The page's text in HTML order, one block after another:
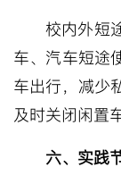
校内外短
车、汽车短途
车出行，减少
及时关闭闲置
六、实践